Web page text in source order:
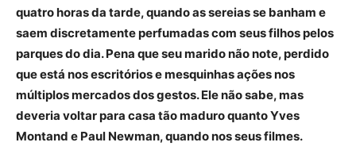
quatro horas da tarde, quando as sereias se banham e
saem discretamente perfumadas com seus filhos pelos
parques do dia. Pena que seu marido não note, perdido
que está nos escritórios e mesquinhas ações nos
múltiplos mercados dos gestos. Ele não sabe, mas
deveria voltar para casa tão maduro quanto Yves
Montand e Paul Newman, quando nos seus filmes.